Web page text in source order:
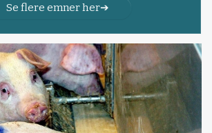
Se flere emner her